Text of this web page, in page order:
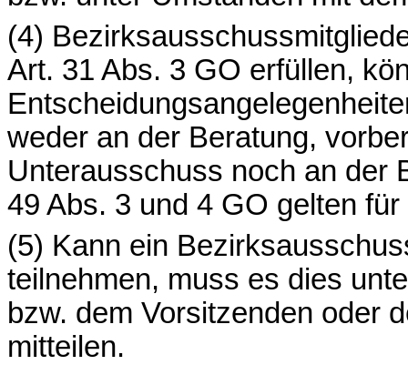
(4)
Art. 31 Abs. 3 GO erfüllen,
weder an der Beratung,
Unterausschuss noch an der
49 Abs. 3 und 4 GO gelten
(5) Kann ein
teilnehmen, muss es dies
bzw. dem Vorsitzenden oder
mitteilen.